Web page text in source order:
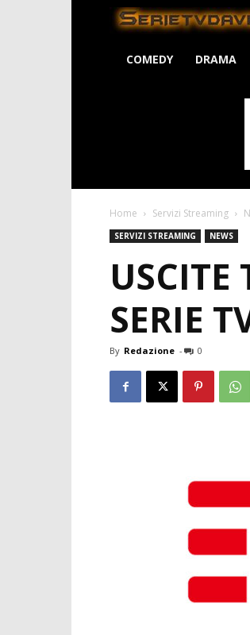
COMEDY DRAMA
Home Servizi Streaming
SERVIZI STREAMING NEWS
SERIE
By Redazione - 0